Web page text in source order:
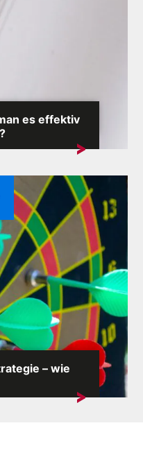
es effektiv
– wie
ergab,